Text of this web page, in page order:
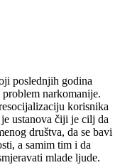
poslednjih godina
narkomanije.
korisnika
ustanova čiji je cilj da
društva, da se bavi
a samim tim i da
mlade ljude.